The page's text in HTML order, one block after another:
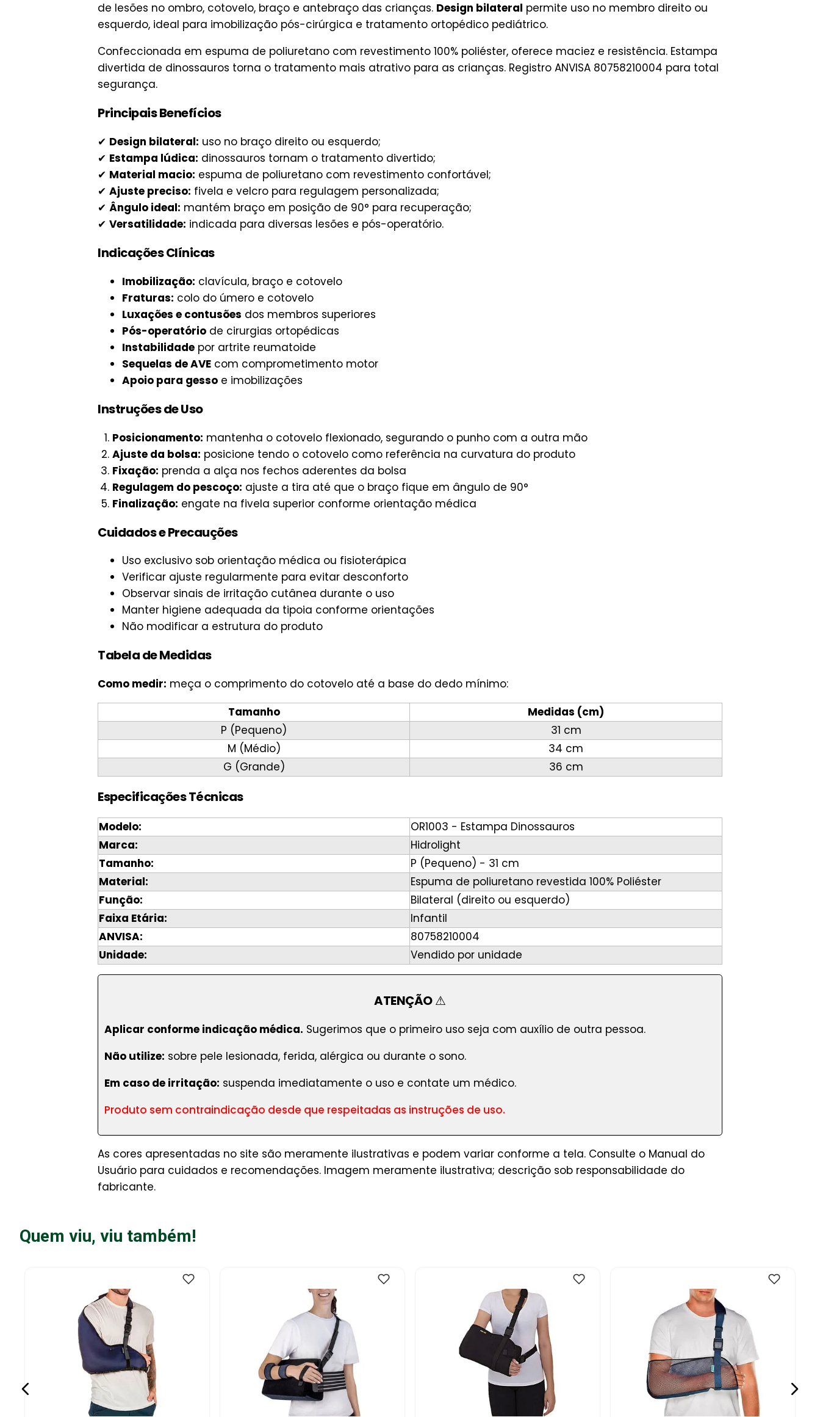
de lesões no ombro, cotovelo, braço e antebraço das crianças. Design bilateral permite uso no membro direito ou
esquerdo, ideal para imobilização pós-cirúrgica e tratamento ortopédico pediátrico.
Confeccionada em espuma de poliuretano com revestimento 100% poliéster, oferece maciez e resistência. Estampa
divertida de dinossauros torna o tratamento mais atrativo para as crianças. Registro ANVISA 80758210004 para total
segurança.
Principais Benefícios
✔ Design bilateral: uso no braço direito ou esquerdo;
✔ Estampa lúdica: dinossauros tornam o tratamento divertido;
✔ Material macio: espuma de poliuretano com revestimento confortável;
✔ Ajuste preciso: fivela e velcro para regulagem personalizada;
✔ Ângulo ideal: mantém braço em posição de 90° para recuperação;
✔ Versatilidade: indicada para diversas lesões e pós-operatório.
Indicações Clínicas
Imobilização: clavícula, braço e cotovelo
Fraturas: colo do úmero e cotovelo
Luxações e contusões dos membros superiores
Pós-operatório de cirurgias ortopédicas
Instabilidade por artrite reumatoide
Sequelas de AVE com comprometimento motor
Apoio para gesso e imobilizações
Instruções de Uso
Posicionamento: mantenha o cotovelo flexionado, segurando o punho com a outra mão
Ajuste da bolsa: posicione tendo o cotovelo como referência na curvatura do produto
Fixação: prenda a alça nos fechos aderentes da bolsa
Regulagem do pescoço: ajuste a tira até que o braço fique em ângulo de 90°
Finalização: engate na fivela superior conforme orientação médica
Cuidados e Precauções
Uso exclusivo sob orientação médica ou fisioterápica
Verificar ajuste regularmente para evitar desconforto
Observar sinais de irritação cutânea durante o uso
Manter higiene adequada da tipoia conforme orientações
Não modificar a estrutura do produto
Tabela de Medidas
Como medir: meça o comprimento do cotovelo até a base do dedo mínimo:
Tamanho
Medidas (cm)
P (Pequeno)
31 cm
M (Médio)
34 cm
G (Grande)
36 cm
Especificações Técnicas
Modelo:
OR1003 - Estampa Dinossauros
Marca:
Hidrolight
Tamanho:
P (Pequeno) - 31 cm
Material:
Espuma de poliuretano revestida 100% Poliéster
Função:
Bilateral (direito ou esquerdo)
Faixa Etária:
Infantil
ANVISA:
80758210004
Unidade:
Vendido por unidade
ATENÇÃO⚠
Aplicar conforme indicação médica. Sugerimos que o primeiro uso seja com auxílio de outra pessoa.
Não utilize: sobre pele lesionada, ferida, alérgica ou durante o sono.
Em caso de irritação: suspenda imediatamente o uso e contate um médico.
Produto sem contraindicação desde que respeitadas as instruções de uso.
As cores apresentadas no site são meramente ilustrativas e podem variar conforme a tela. Consulte o Manual do
Usuário para cuidados e recomendações. Imagem meramente ilustrativa; descrição sob responsabilidade do
fabricante.
Quem viu, viu também!